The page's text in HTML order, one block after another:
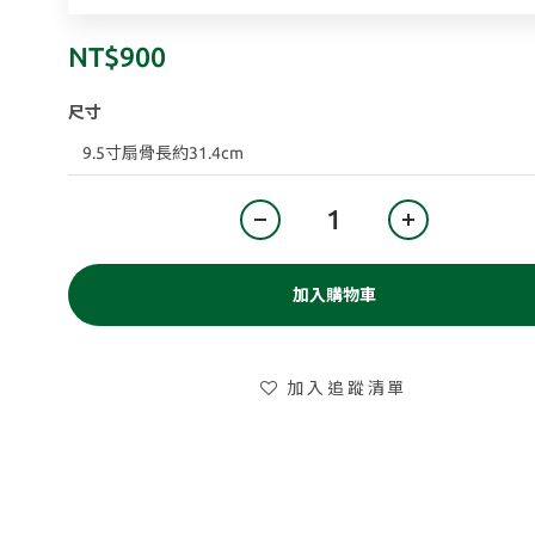
NT$900
尺寸
加入購物車
加入追蹤清單